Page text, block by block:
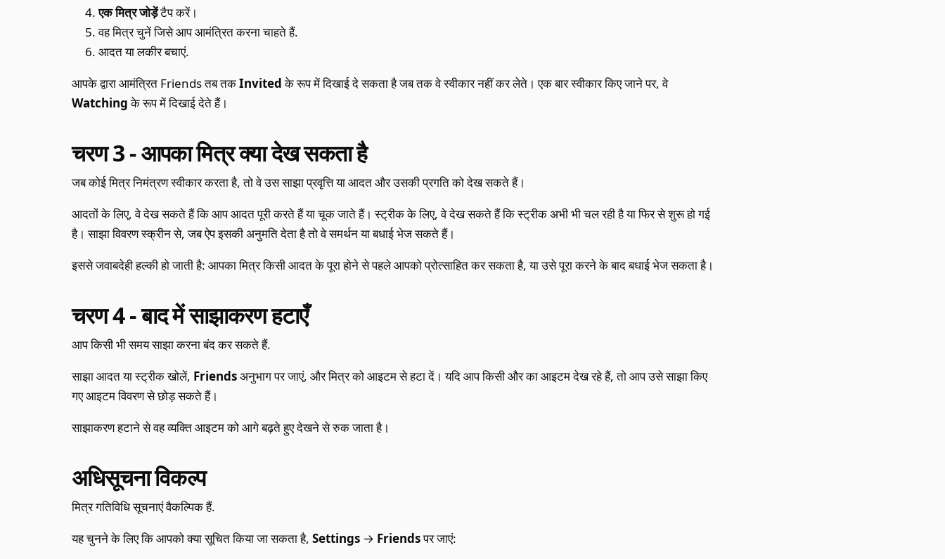
एक मित्र जोड़ेंटैप करें।
वह मित्र चुनें जिसे आप आमंत्रित करना चाहते हैं.
आदत या लकीर बचाएं.
आपके द्वारा आमंत्रित Friends तब तकInvitedके रूप में दिखाई दे सकता है जब तक वे स्वीकार नहीं कर लेते। एक बार स्वीकार किए जाने पर, वे
Watchingके रूप में दिखाई देते हैं।
चरण 3 - आपका मित्र क्या देख सकता है
जब कोई मित्र निमंत्रण स्वीकार करता है, तो वे उस साझा प्रवृत्ति या आदत और उसकी प्रगति को देख सकते हैं।
आदतों के लिए, वे देख सकते हैं कि आप आदत पूरी करते हैं या चूक जाते हैं। स्ट्रीक के लिए, वे देख सकते हैं कि स्ट्रीक अभी भी चल रही है या फिर से शुरू हो गई
है। साझा विवरण स्क्रीन से, जब ऐप इसकी अनुमति देता है तो वे समर्थन या बधाई भेज सकते हैं।
इससे जवाबदेही हल्की हो जाती है: आपका मित्र किसी आदत के पूरा होने से पहले आपको प्रोत्साहित कर सकता है, या उसे पूरा करने के बाद बधाई भेज सकता है।
चरण 4 - बाद में साझाकरण हटाएँ
आप किसी भी समय साझा करना बंद कर सकते हैं.
साझा आदत या स्ट्रीक खोलें, Friendsअनुभाग पर जाएं, और मित्र को आइटम से हटा दें। यदि आप किसी और का आइटम देख रहे हैं, तो आप उसे साझा किए
गए आइटम विवरण से छोड़ सकते हैं।
साझाकरण हटाने से वह व्यक्ति आइटम को आगे बढ़ते हुए देखने से रुक जाता है।
अधिसूचना विकल्प
मित्र गतिविधि सूचनाएं वैकल्पिक हैं.
यह चुनने के लिए कि आपको क्या सूचित किया जा सकता है, Settings → Friendsपर जाएं: